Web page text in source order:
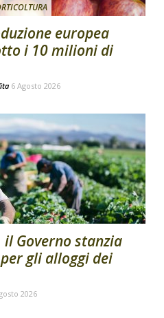
europea
i 10 milioni di
6 Agosto 2026
Governo stanzia
gli alloggi dei
2026